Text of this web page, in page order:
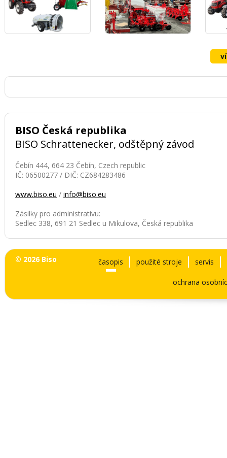
BISO Česká republika
BISO Schrattenecker, odštěpný závod
Čebín 444, 664 23 Čebín, Czech republic
IČ: 06500277 / DIČ: CZ684283486
www.biso.eu / info@biso.eu
Zásilky pro administrativu:
Sedlec 338, 691 21 Sedlec u Mikulova, Česká republika
© 2026 Biso časopis použité stroje servis
ochrana